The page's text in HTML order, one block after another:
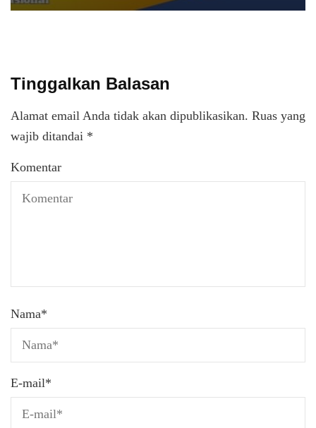
Tinggalkan Balasan
Alamat email Anda tidak akan dipublikasikan. Ruas yang
wajib ditandai *
Komentar
Nama*
E-mail*